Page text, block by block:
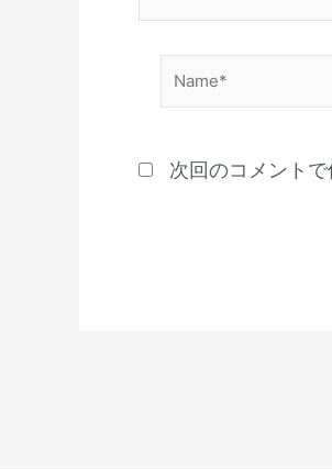
Name*
次回のコメント